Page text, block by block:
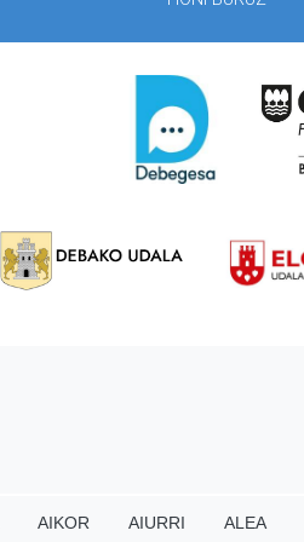
AIKOR AIURRI ALEA